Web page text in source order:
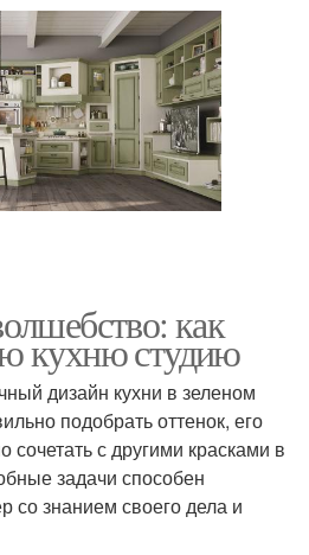
как
кухню студию
дизайн кухни в зеленом
подобрать оттенок, его
сочетать с другими красками в
задачи способен
со знанием своего дела и